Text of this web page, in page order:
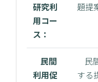
研究利
用コー
ス：
題提
民間
利用促
民
する